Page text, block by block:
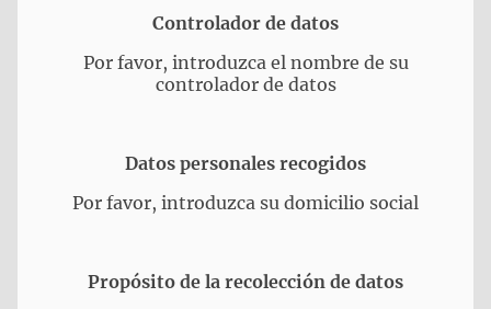
Controlador de datos
Por favor, introduzca el nombre de su
controlador de datos
Datos personales recogidos
Por favor, introduzca su domicilio social
Propósito de la recolección de datos